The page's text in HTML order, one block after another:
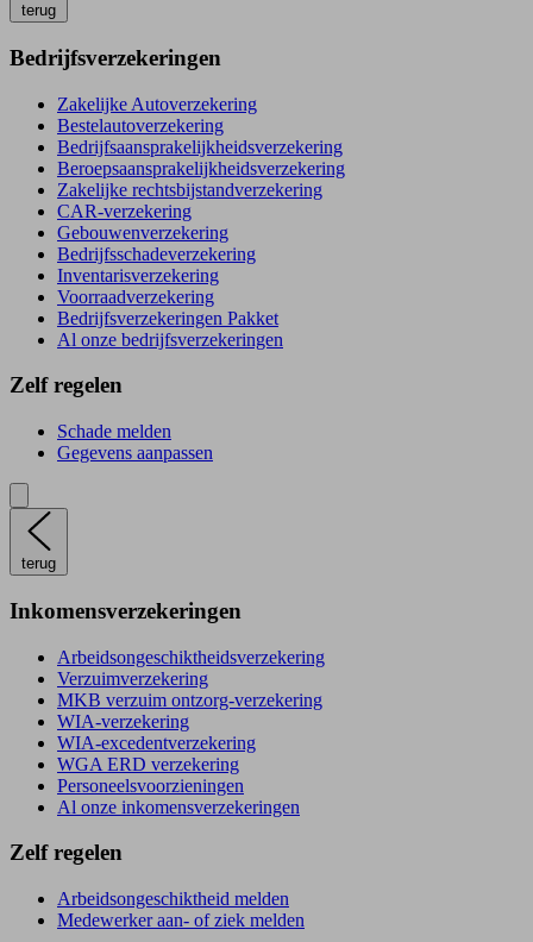
terug
Bedrijfsverzekeringen
Zakelijke Autoverzekering
Bestelautoverzekering
Bedrijfsaansprakelijkheidsverzekering
Beroepsaansprakelijkheidsverzekering
Zakelijke rechtsbijstandverzekering
CAR-verzekering
Gebouwenverzekering
Bedrijfsschadeverzekering
Inventarisverzekering
Voorraadverzekering
Bedrijfsverzekeringen Pakket
Al onze bedrijfsverzekeringen
Zelf regelen
Schade melden
Gegevens aanpassen
terug
Inkomensverzekeringen
Arbeidsongeschiktheidsverzekering
Verzuimverzekering
MKB verzuim ontzorg-verzekering
WIA-verzekering
WIA-excedentverzekering
WGA ERD verzekering
Personeelsvoorzieningen
Al onze inkomensverzekeringen
Zelf regelen
Arbeidsongeschiktheid melden
Medewerker aan- of ziek melden